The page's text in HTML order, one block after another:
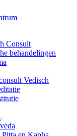
Consult
behandelingen
Vedisch